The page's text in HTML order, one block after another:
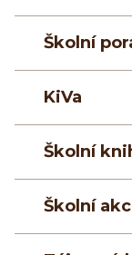
Školní
KiVa
Školní
Školní